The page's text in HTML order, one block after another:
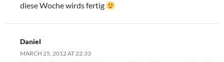
diese Woche wirds fertig
Daniel
MARCH 25, 2012 AT 22:33